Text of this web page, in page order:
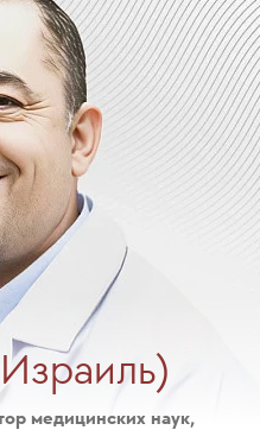
медицинских наук,